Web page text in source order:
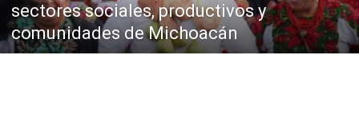
sectores sociales, productivos y
comunidades de Michoacán